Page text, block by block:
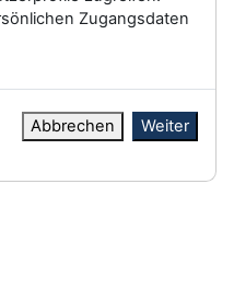
Zugangsdaten
Abbrechen Weiter